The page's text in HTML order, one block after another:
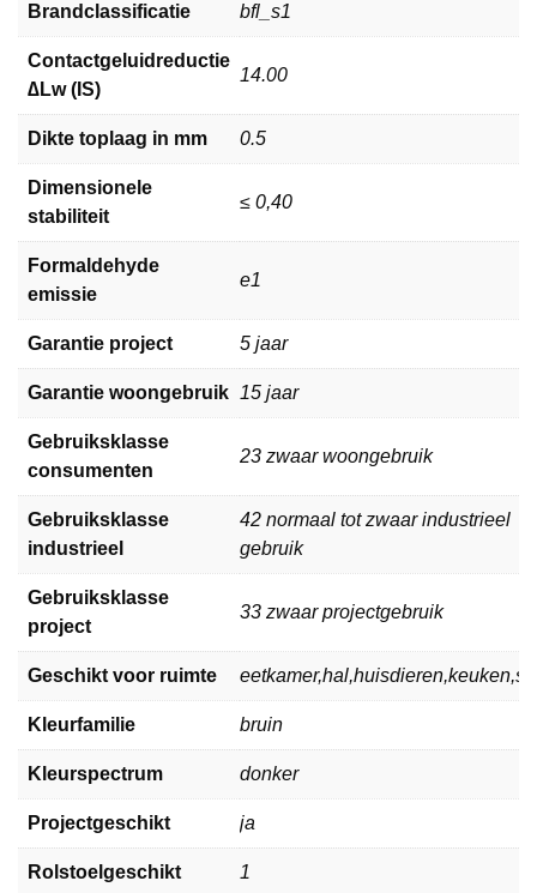
Brandclassificatie bfl_s1
Contactgeluidreductie
∆Lw (IS)
14.00
Dikte toplaag in mm 0.5
Dimensionele
stabiliteit
≤ 0,40
Formaldehyde
emissie
e1
Garantie project 5 jaar
Garantie woongebruik 15 jaar
Gebruiksklasse
consumenten
23 zwaar woongebruik
Gebruiksklasse
industrieel
42 normaal tot zwaar industrieel
gebruik
Gebruiksklasse
project
33 zwaar projectgebruik
Geschikt voor ruimte
Kleurfamilie bruin
Kleurspectrum donker
Projectgeschikt ja
Rolstoelgeschikt 1